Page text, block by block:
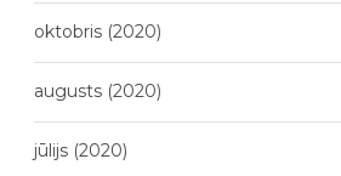
oktobris (2020)
augusts (2020)
jūlijs (2020)